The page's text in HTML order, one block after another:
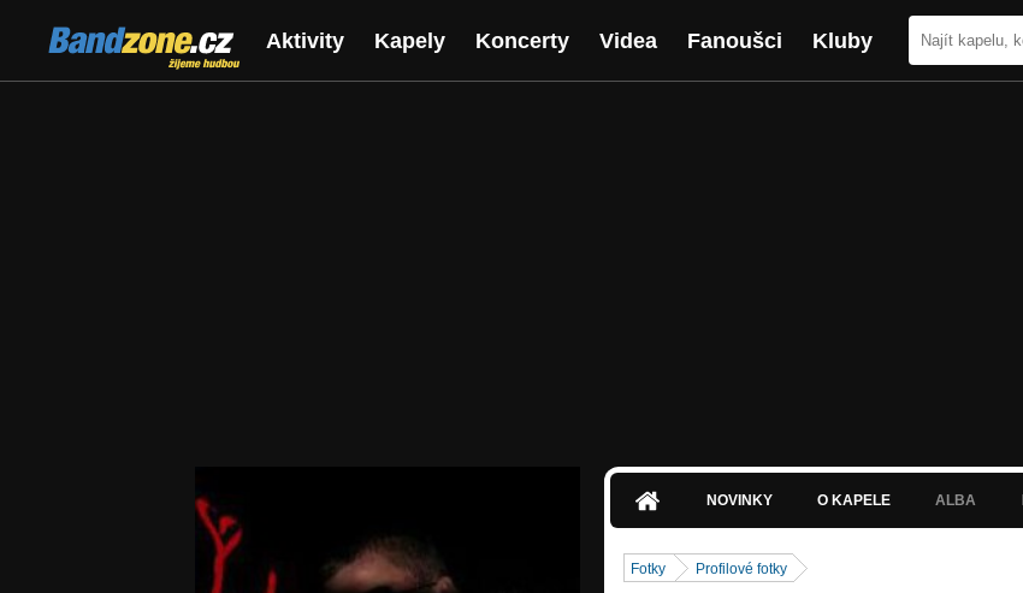
Bandzone.cz
žijeme hudbou
Aktivity Kapely Koncerty Videa Fanoušci Kluby
NOVINKY O KAPELE ALBA
Fotky Profilové fotky